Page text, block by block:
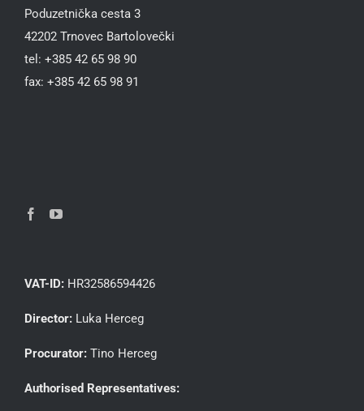
Poduzetnička cesta 3
42202 Trnovec Bartolovečki
tel: +385 42 65 98 90
fax: +385 42 65 98 91
VAT-ID: HR32586594426
Director: Luka Herceg
Procurator: Tino Herceg
Authorised Representatives: